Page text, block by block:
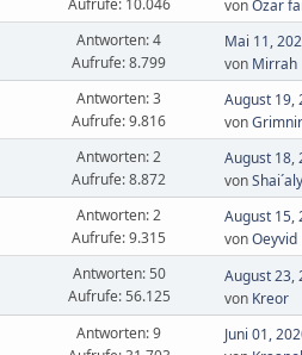
vonOzar
Antworten: 4
Aufrufe: 8.799
Mai 11,
von Mirrah
Antworten: 3
Aufrufe: 9.816
August 19,
vonGrimnir
Antworten: 2
Aufrufe: 8.872
August 18,
von
Antworten: 2
Aufrufe: 9.315
August 15,
vonOeyvid
Antworten: 50
Aufrufe: 56.125
August 23,
von Kreor
Antworten: 9
Juni 01,